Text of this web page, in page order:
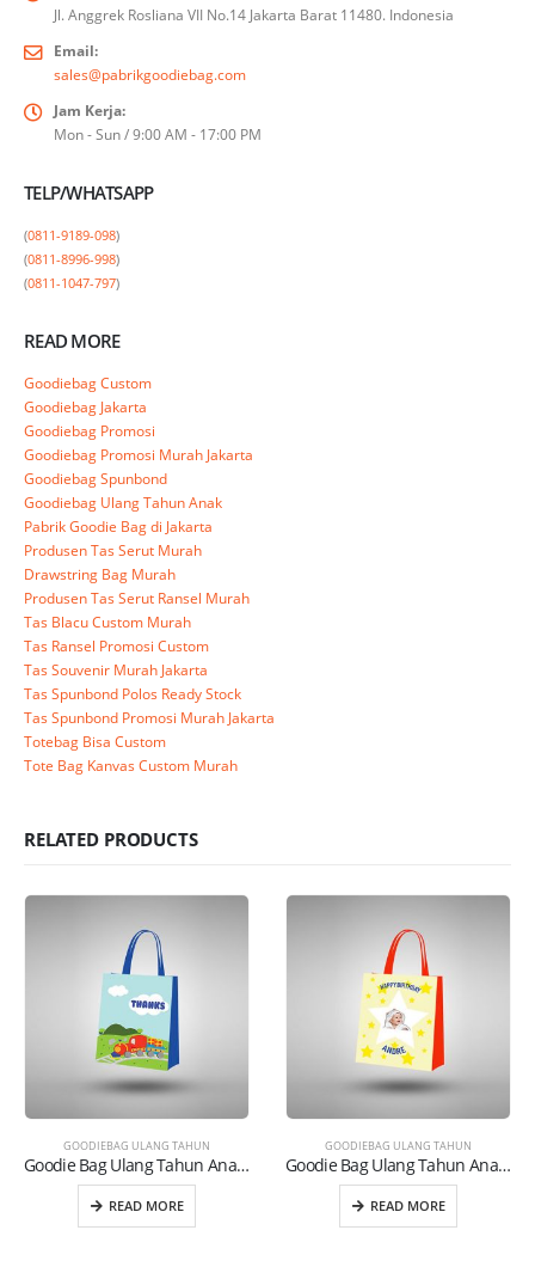
Jl. Anggrek Rosliana VII No.14 Jakarta Barat 11480. Indonesia
Email:
sales@pabrikgoodiebag.com
Jam Kerja:
Mon - Sun / 9:00 AM - 17:00 PM
TELP/WHATSAPP
(0811-9189-098)
(0811-8996-998)
(0811-1047-797)
READ MORE
Goodiebag Custom
Goodiebag Jakarta
Goodiebag Promosi
Goodiebag Promosi Murah Jakarta
Goodiebag Spunbond
Goodiebag Ulang Tahun Anak
Pabrik Goodie Bag di Jakarta
Produsen Tas Serut Murah
Drawstring Bag Murah
Produsen Tas Serut Ransel Murah
Tas Blacu Custom Murah
Tas Ransel Promosi Custom
Tas Souvenir Murah Jakarta
Tas Spunbond Polos Ready Stock
Tas Spunbond Promosi Murah Jakarta
Totebag Bisa Custom
Tote Bag Kanvas Custom Murah
RELATED PRODUCTS
GOODIEBAG ULANG TAHUN
Goodie Bag Ulang Tahun Anak (UT09)
READ MORE
GOODIEBAG ULANG TAHUN
Goodie Bag Ulang Tahun Anak (UT02)
READ MORE